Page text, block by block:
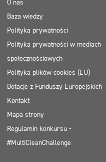
O nas
Baza wiedzy
Polityka prywatności
Polityka prywatności w mediach
społecznościowych
Polityka plików cookies (EU)
Dotacje z Funduszy Europejskich
Kontakt
Mapa strony
Regulamin konkursu -
#MultiCleanChallenge